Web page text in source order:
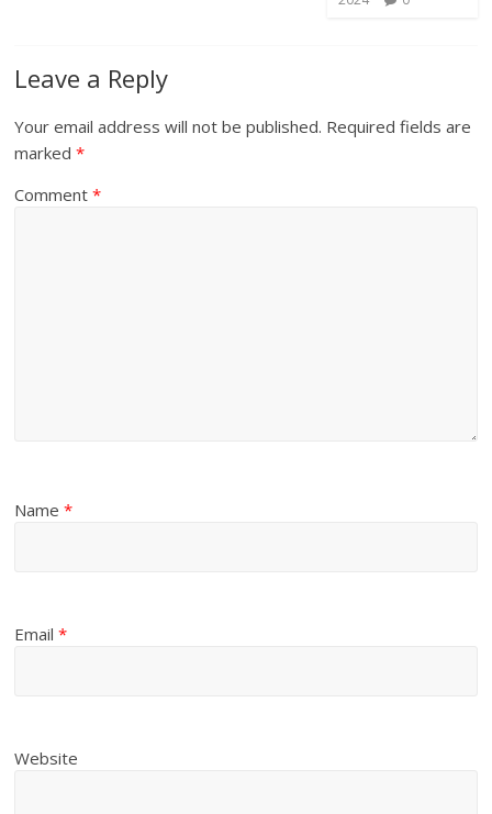
Leave a Reply
Your email address will not be published. Required fields are
marked*
Comment*
Name*
Email*
Website